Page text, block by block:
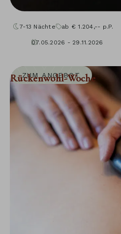
7-13 Nächte ab € 1.204,-- p.P.
07.05.2026 - 29.11.2026
Rückenwohl-Woche
ZUM ANGEBOT